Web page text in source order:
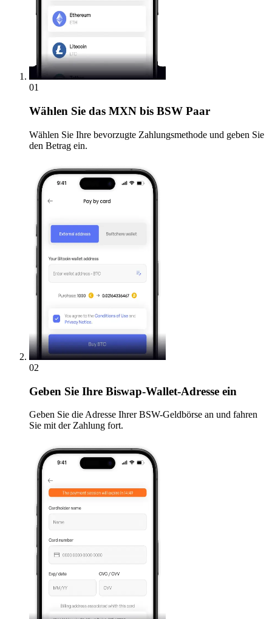
01
Wählen Sie das MXN bis BSW Paar
Wählen Sie Ihre bevorzugte Zahlungsmethode und geben Sie
den Betrag ein.
02
Geben Sie Ihre Biswap-Wallet-Adresse ein
Geben Sie die Adresse Ihrer BSW-Geldbörse an und fahren
Sie mit der Zahlung fort.